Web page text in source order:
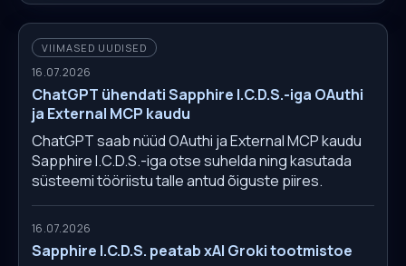
VIIMASED UUDISED
16.07.2026
ChatGPT ühendati Sapphire I.C.D.S.-iga OAuthi
ja External MCP kaudu
ChatGPT saab nüüd OAuthi ja External MCP kaudu
Sapphire I.C.D.S.-iga otse suhelda ning kasutada
süsteemi tööriistu talle antud õiguste piires.
16.07.2026
Sapphire I.C.D.S. peatab xAI Groki tootmistoe